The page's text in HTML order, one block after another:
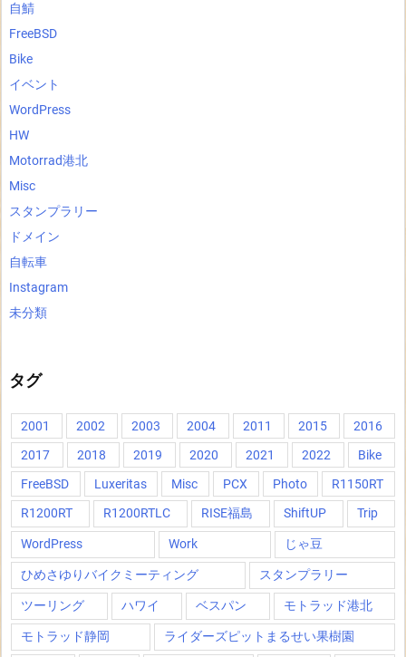
自鯖
FreeBSD
Bike
イベント
WordPress
HW
Motorrad港北
Misc
スタンプラリー
ドメイン
自転車
Instagram
未分類
タグ
2001 2002 2003 2004 2011 2015
2016
2017
2018 2019 2020 2021 2022
Bike
FreeBSD
Luxeritas Misc PCX Photo
R1150RT
R1200RT
R1200RTLC RISE福島 ShiftUP Trip
WordPress Work じゃ豆
ひめさゆりバイクミーティング スタンプラリー
ツーリング ハワイ ベスパン モトラッド港北
モトラッド静岡 ライダーズピットまるせい果樹園